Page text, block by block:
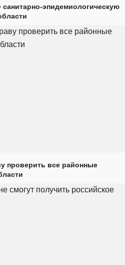
эпидемиологическую
проверить все районные